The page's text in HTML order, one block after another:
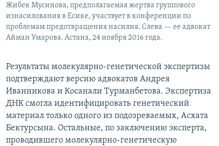
Жибек Мусинова, предполагаемая жертва группового
изнасилования в Есике, участвует в конференции по
проблемам предотвращения насилия. Слева — ее адвокат
Айман Умарова. Астана, 24 ноября 2016 года.
Результаты молекулярно-генетической экспертизы
подтверждают версию адвокатов Андрея
Иванникова и Косанали Турманбетова. Экспертиза
ДНК смогла идентифицировать генетический
материал только одного из подозреваемых, Асхата
Бектурсына. Остальные, по заключению эксперта,
проводившего молекулярно-генетическую